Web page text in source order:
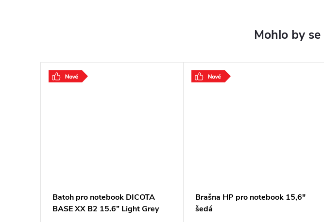
Batoh pro notebook DICOTA
BASE XX B2 15.6” Light Grey
Brašna HP pro notebook 15,6"
šedá